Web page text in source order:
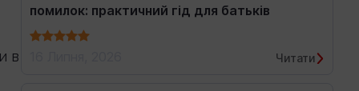
в
помилок: практичний гід для батьків
Читати